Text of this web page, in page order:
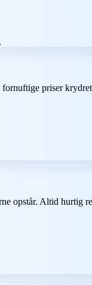
priser
opstår. Altid hurtig